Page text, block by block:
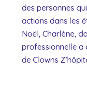
des personnes
actions dans les
Noël, Charlène,
professionnelle a
de Clowns